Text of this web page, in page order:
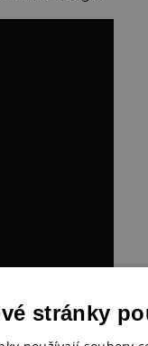
stránky